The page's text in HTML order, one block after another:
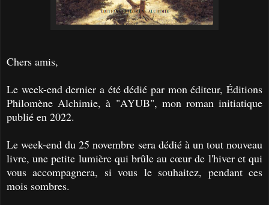
Chers amis,
Le week-end dernier a été dédié par mon éditeur, Éditions
Philomène Alchimie, à "AYUB", mon roman initiatique
publié en 2022.
Le week-end du 25 novembre sera dédié à un tout nouveau
livre, une petite lumière qui brûle au cœur de l'hiver et qui
vous accompagnera, si vous le souhaitez, pendant ces
mois sombres.